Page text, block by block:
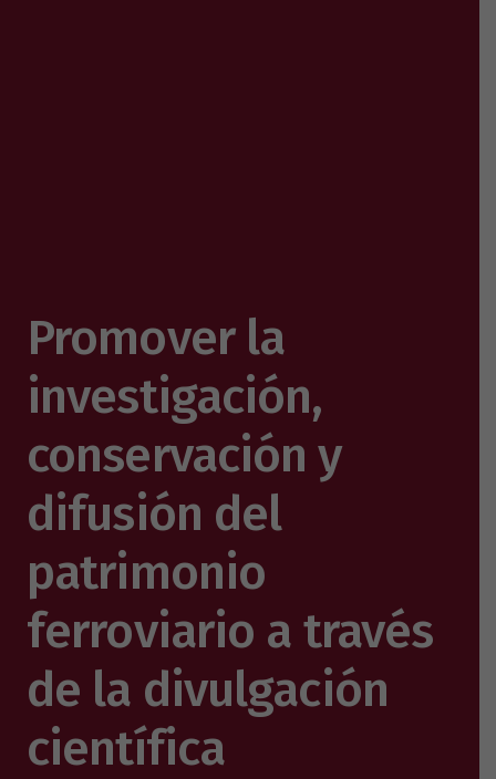
Promover la
investigación,
conservación y
difusión del
patrimonio
ferroviario a través
de la divulgación
científica